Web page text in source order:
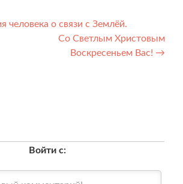
человека о связи с Землёй.
Со Светлым Христовым
Воскресеньем Вас! →
Войти с: